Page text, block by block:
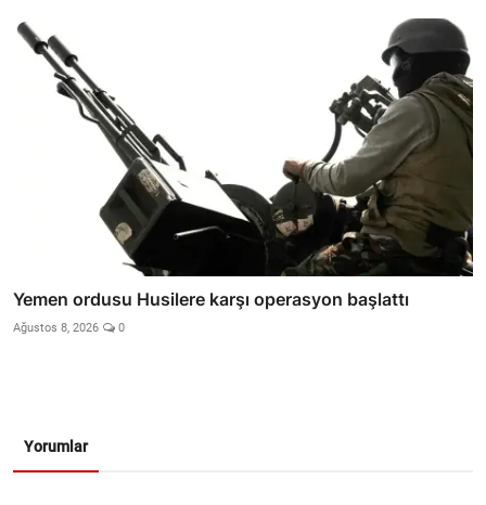
Yemen ordusu Husilere karşı operasyon başlattı
Ağustos 8, 2026 0
Yorumlar